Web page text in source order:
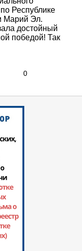
Республике
Марий Эл.
достойный
победой! Так
0